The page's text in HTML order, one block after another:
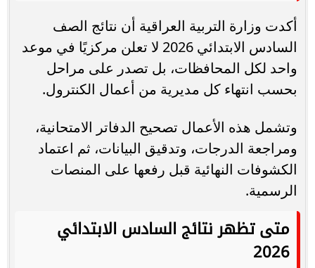
أكدت وزارة التربية العراقية أن نتائج الصف
السادس الابتدائي 2026 لا تعلن مركزيًا في موعد
واحد لكل المحافظات، بل تصدر على مراحل
بحسب انتهاء كل مديرية من أعمال الكنترول.
وتشمل هذه الأعمال تصحيح الدفاتر الامتحانية،
ومراجعة الدرجات، وتدقيق البيانات، ثم اعتماد
الكشوفات النهائية قبل رفعها على المنصات
الرسمية.
متى تظهر نتائج السادس الابتدائي
2026